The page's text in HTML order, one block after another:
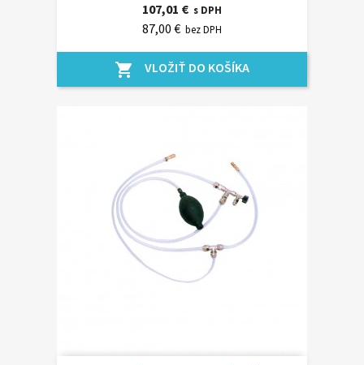
107,01 € s DPH
87,00 € bez DPH
shopping_cart VLOŽIŤ DO KOŠÍKA